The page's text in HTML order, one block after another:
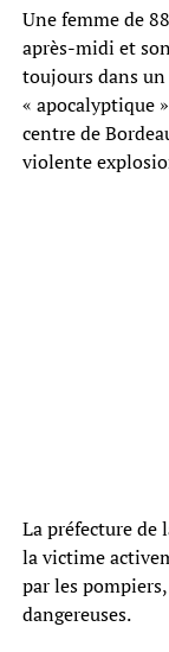
Une femme de
après-midi et
toujours dans un
« apocalyptique
centre de
violente
La préfecture de
la victime
par les
dangereuses.